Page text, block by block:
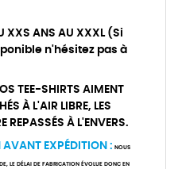
XXS ANS AU XXXL (Si
n'hésitez pas à
TEE-SHIRTS AIMENT
À L'AIR LIBRE, LES
REPASSÉS À L'ENVERS.
AVANT EXPÉDITION : NOUS
LE DÉLAI DE FABRICATION ÉVOLUE DONC EN